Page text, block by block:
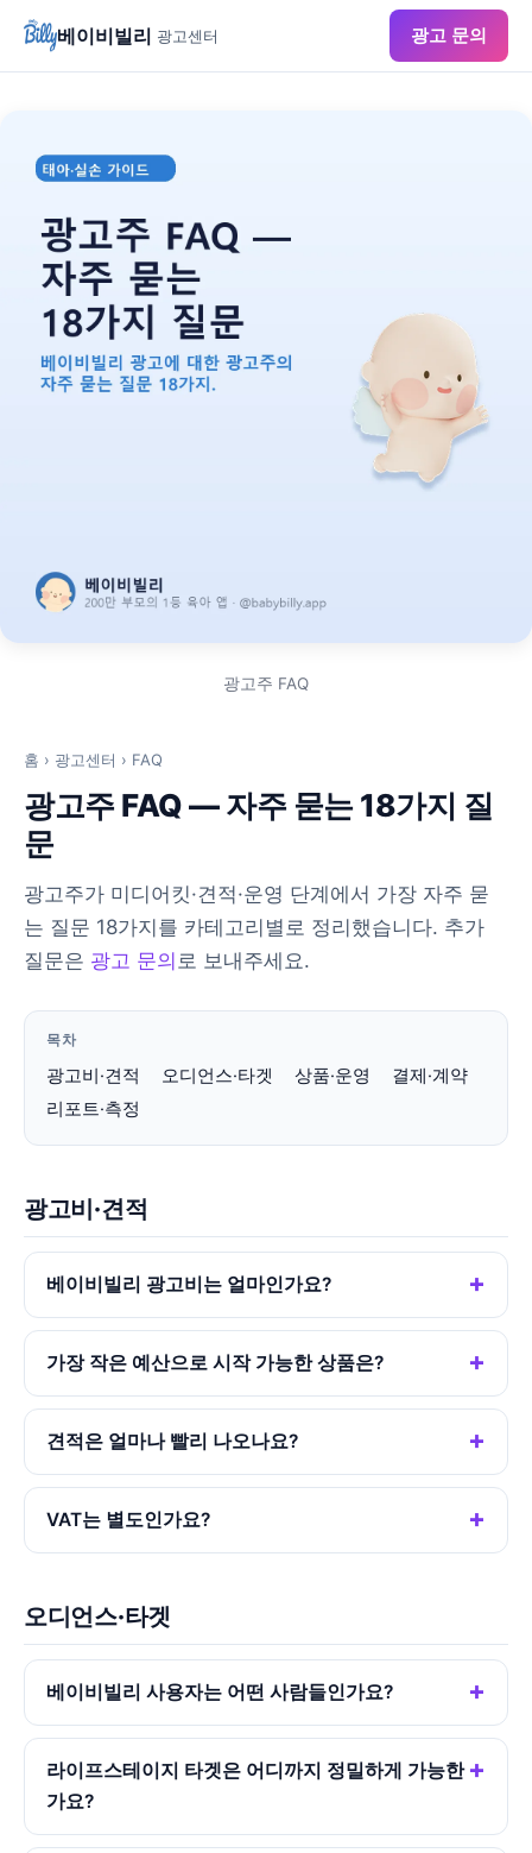
베이비빌리 광고센터 광고 문의
광고주 FAQ
홈 › 광고센터 › FAQ
광고주 FAQ — 자주 묻는 18가지 질
문
광고주가 미디어킷·견적·운영 단계에서 가장 자주 묻
는 질문 18가지를 카테고리별로 정리했습니다. 추가
질문은 광고 문의 로 보내주세요.
목차
광고비·견적 오디언스·타겟 상품·운영
결제·계약
리포트·측정
광고비·견적
베이비빌리 광고비는 얼마인가요?
가장 작은 예산으로 시작 가능한 상품은?
견적은 얼마나 빨리 나오나요?
VAT는 별도인가요?
오디언스·타겟
베이비빌리 사용자는 어떤 사람들인가요?
라이프스테이지 타겟은 어디까지 정밀하게 가능한
가요?